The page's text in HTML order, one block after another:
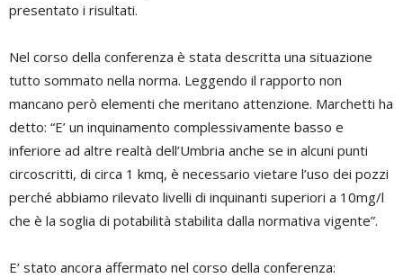
presentato i risultati.
Nel corso della conferenza è stata descritta una situazione
tutto sommato nella norma. Leggendo il rapporto non
mancano però elementi che meritano attenzione. Marchetti ha
detto: “E’ un inquinamento complessivamente basso e
inferiore ad altre realtà dell’Umbria anche se in alcuni punti
circoscritti, di circa 1 kmq, è necessario vietare l’uso dei pozzi
perché abbiamo rilevato livelli di inquinanti superiori a 10mg/l
che è la soglia di potabilità stabilita dalla normativa vigente”.
E’ stato ancora affermato nel corso della conferenza: